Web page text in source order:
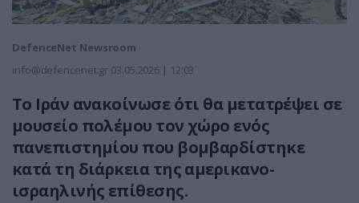
DefenceNet Newsroom
info@defencenet.gr 03.05.2026 | 12:03
Το Ιράν ανακοίνωσε ότι θα μετατρέψει σε
μουσείο πολέμου τον χώρο ενός
πανεπιστημίου που βομβαρδίστηκε
κατά τη διάρκεια της αμερικανο-
ισραηλινής επίθεσης.